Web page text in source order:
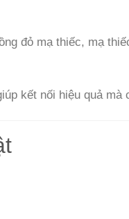
đỏ mạ thiếc, mạ
kết nối hiệu quả